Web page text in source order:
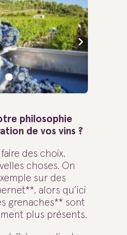
philosophie
de vos vins ?
des choix,
choses. On
sur des
alors qu’ici
grenaches** sont
plus présents.